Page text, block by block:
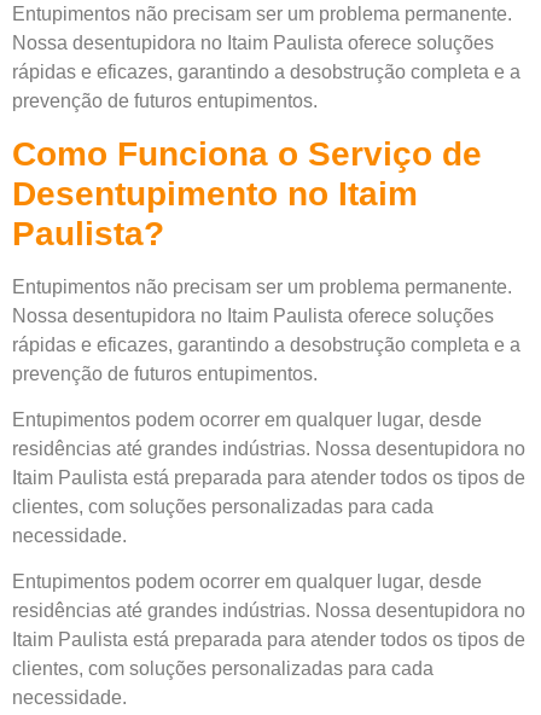
Entupimentos não precisam ser um problema permanente.
Nossa desentupidora no Itaim Paulista oferece soluções
rápidas e eficazes, garantindo a desobstrução completa e a
prevenção de futuros entupimentos.
Como Funciona o Serviço de
Desentupimento no Itaim
Paulista?
Entupimentos não precisam ser um problema permanente.
Nossa desentupidora no Itaim Paulista oferece soluções
rápidas e eficazes, garantindo a desobstrução completa e a
prevenção de futuros entupimentos.
Entupimentos podem ocorrer em qualquer lugar, desde
residências até grandes indústrias. Nossa desentupidora no
Itaim Paulista está preparada para atender todos os tipos de
clientes, com soluções personalizadas para cada
necessidade.
Entupimentos podem ocorrer em qualquer lugar, desde
residências até grandes indústrias. Nossa desentupidora no
Itaim Paulista está preparada para atender todos os tipos de
clientes, com soluções personalizadas para cada
necessidade.